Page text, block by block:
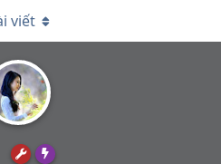
viết